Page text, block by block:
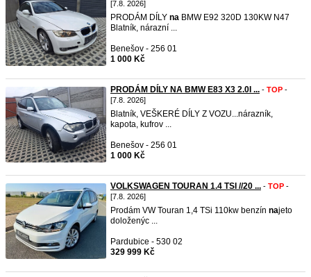
[7.8. 2026]
PRODÁM DÍLY na BMW E92 320D 130KW N47
Blatník, nárazní ...
Benešov - 256 01
1 000 Kč
PRODÁM DÍLY NA BMW E83 X3 2.0I ... - TOP -
[7.8. 2026]
Blatník, VEŠKERÉ DÍLY Z VOZU...nárazník,
kapota, kufrov ...
Benešov - 256 01
1 000 Kč
VOLKSWAGEN TOURAN 1.4 TSI //20 ... - TOP -
[7.8. 2026]
Prodám VW Touran 1,4 TSi 110kw benzín najeto
doloženýc ...
Pardubice - 530 02
329 999 Kč